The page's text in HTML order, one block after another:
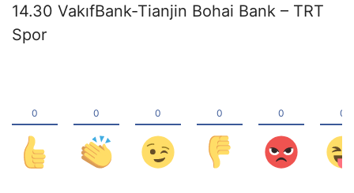
14.30 VakıfBank-Tianjin Bohai Bank – TRT
Spor